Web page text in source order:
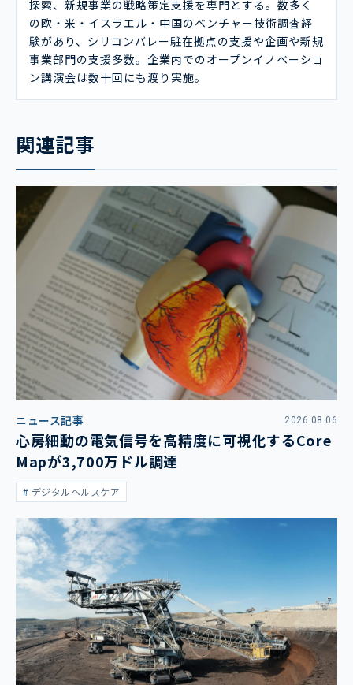
探索、新規事業の戦略策定支援を専門とする。数多く
の欧・米・イスラエル・中国のベンチャー技術調査経
験があり、シリコンバレー駐在拠点の支援や企画や新規
事業部門の支援多数。企業内でのオープンイノベーショ
ン講演会は数十回にも渡り実施。
関連記事
ニュース記事 2026.08.06
心房細動の電気信号を高精度に可視化するCore
Mapが3,700万ドル調達
デジタルヘルスケア